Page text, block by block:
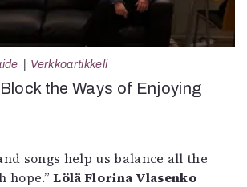
Verkkoartikkeli
the Ways of Enjoying
songs help us balance all the
hope.”Lölä Florina Vlasenko